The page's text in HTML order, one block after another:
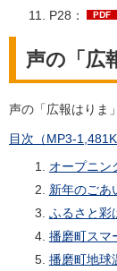
P28：
声の「広
声の「広報はりま
目次（MP3-
オープニン
新年のごあ
ふるさと彩
播磨町スマ
播磨町地球